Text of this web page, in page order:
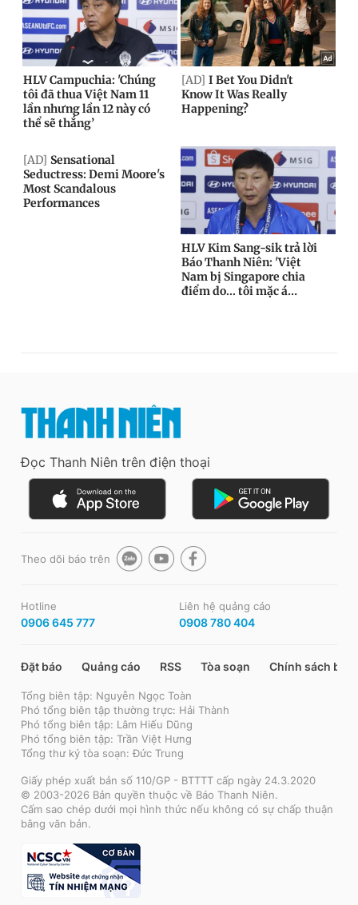
Đọc Thanh Niên trên điện thoại
Theo dõi báo trên
Hotline
0906 645 777
Liên hệ quảng cáo
0908 780 404
Đặt báo Quảng cáo RSS Tòa soạn Chính sách bảo
Tổng biên tập: Nguyễn Ngọc Toàn
Phó tổng biên tập thường trực: Hải Thành
Phó tổng biên tập: Lâm Hiếu Dũng
Phó tổng biên tập: Trần Việt Hưng
Tổng thư ký tòa soạn: Đức Trung
Giấy phép xuất bản số 110/GP - BTTTT cấp ngày 24.3.2020
© 2003-2026 Bản quyền thuộc về Báo Thanh Niên.
Cấm sao chép dưới mọi hình thức nếu không có sự chấp thuận
bằng văn bản.